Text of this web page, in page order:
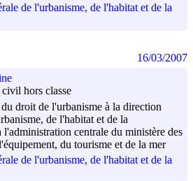
de l'urbanisme, de l'habitat et de la
hors classe
droit de l'urbanisme à la direction
de l'habitat et de la
l'administration centrale du ministère des
du tourisme et de la mer
de l'urbanisme, de l'habitat et de la
16/03/2007